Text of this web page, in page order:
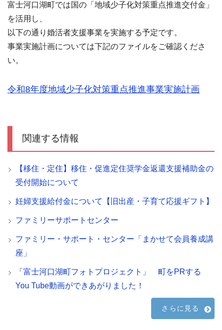
富士河口湖町では国の「地域少子化対策重点推進交付金」
を活用し、
以下の通り婚活者支援事業を実施する予定です。
事業実施計画については下記のファイルをご確認くださ
い。
令和8年度地域少子化対策重点推進事業実施計画
関連する情報
【移住・定住】移住・促進定住奨学金返還支援補助金の
受付開始について
妊婦支援給付金について【旧出産・子育て応援ギフト】
ファミリーサポートセンター
ファミリー・サポート・センター「まかせて会員養成講
座」
「富士河口湖町フォトプロジェクト」 町をPRする
You Tube動画ができあがりました！
さらに見る